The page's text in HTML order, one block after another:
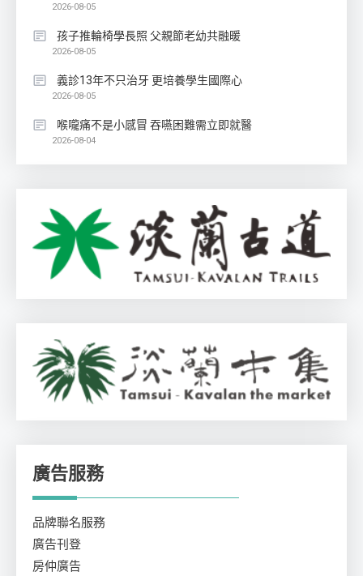
2026-08-05
孩子推輪椅學長照 父親節老幼共融暖
2026-08-05
義診13年不只治牙 更培養學生國際心
2026-08-05
喉嚨痛不是小感冒 吞嚥困難需立即就醫
2026-08-04
廣告服務
品牌聯名服務
廣告刊登
房仲廣告